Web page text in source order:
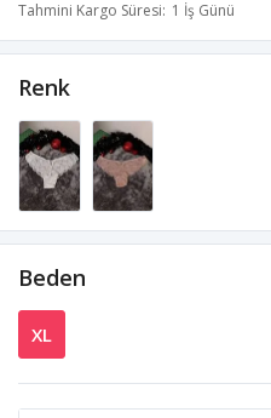
Tahmini Kargo Süresi 1 İş Günü
Renk
Beden
XL